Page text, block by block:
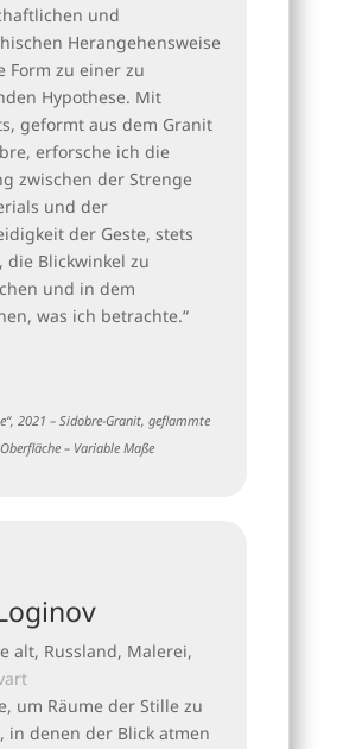
und
Herangehensweise
Form zu einer zu
Hypothese. Mit
geformt aus dem Granit
erforsche ich die
zwischen der Strenge
und der
der Geste, stets
die Blickwinkel zu
und in dem
was ich betrachte.“
2021 – Sidobre-Granit, geflammte
Oberfläche – Variable Maße
alt, Russland, Malerei,
um Räume der Stille zu
in denen der Blick atmen